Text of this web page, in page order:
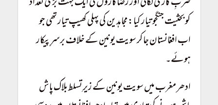
کو بحثیت جنگجو تیار کیا: مجاہدین کی پہلی کھیپ تیار تھی جو
اب افغانستان جاکر سویت یونین کے خلاف برسرِپیکار
ہوئے۔
ادھر مغرب میں سویت یونین کے زیرِ تسلط بلاک پاش